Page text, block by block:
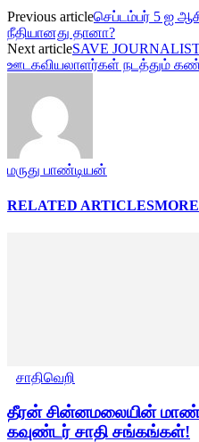
Previous articleசெப்டம்பர் 5 ஐ
நீதியானது தானா?
Next articleSAVE
ஊடகவியலாளர்கள் நடத்தும்
மருது பாண்டியன்
RELATED ARTICLES
சாதிவெறி
தீரன் சின்னமலையின்
கவுண்டர் சாதி சங்கங்கள்!